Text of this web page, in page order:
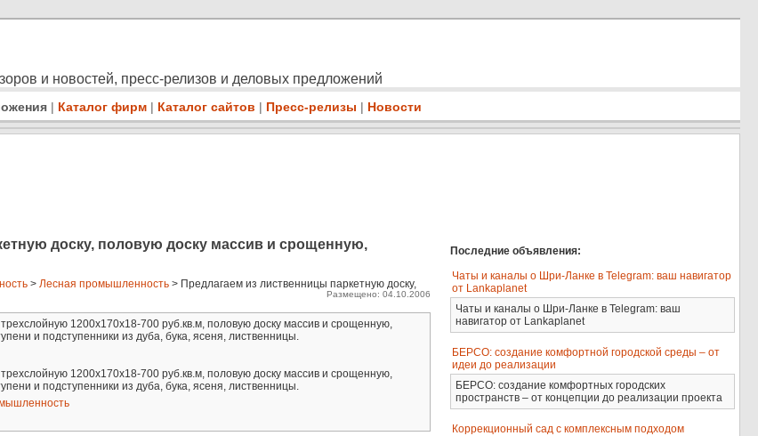
и новостей, пресс-релизов и деловых предложений
| Каталог фирм | Каталог сайтов | Пресс-релизы | Новости
доску, половую доску массив и срощенную,
> Лесная промышленность > Предлагаем из лиственницы паркетную доску,
Размещено: 04.10.2006
1200х170х18-700 руб.кв.м, половую доску массив и срощенную,
и подступенники из дуба, бука, ясеня, лиственницы.
1200х170х18-700 руб.кв.м, половую доску массив и срощенную,
и подступенники из дуба, бука, ясеня, лиственницы.
Последние объявления:
Чаты и каналы о Шри-Ланке в Telegram: ваш навигатор
от Lankaplanet
Чаты и каналы о Шри-Ланке в Telegram: ваш
навигатор от Lankaplanet
БЕРСО: создание комфортной городской среды – от
идеи до реализации
БЕРСО: создание комфортных городских
пространств – от концепции до реализации проекта
Коррекционный сад с комплексным подходом